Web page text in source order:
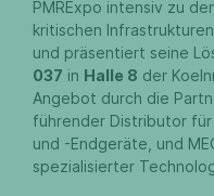
PMRExpo intensiv zu
kritischen
und präsentiert seine
037 in Halle 8 der
Angebot durch die
führender Distributor
und -Endgeräte, und
spezialisierter